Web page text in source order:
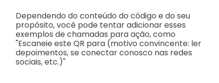
Dependendo do conteúdo do código e do seu
propósito, você pode tentar adicionar esses
exemplos de chamadas para ação, como
"Escaneie este QR para (motivo convincente: ler
depoimentos, se conectar conosco nas redes
sociais, etc.)"